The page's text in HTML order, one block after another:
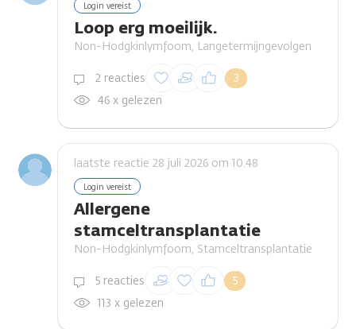
Login vereist
Loop erg moeilijk.
Non-Hodgkinlymfoom, Langetermijngevolgen
2 reacties 3
Inloggen om een
reactie te plaatsen
46 x gelezen
laatste reactie 28 juli 2026 om 10.48
Login vereist
Allergene
stamceltransplantatie
Non-Hodgkinlymfoom, Stamceltransplantatie
5 reacties 5
Inloggen om een
reactie te plaatsen
113 x gelezen